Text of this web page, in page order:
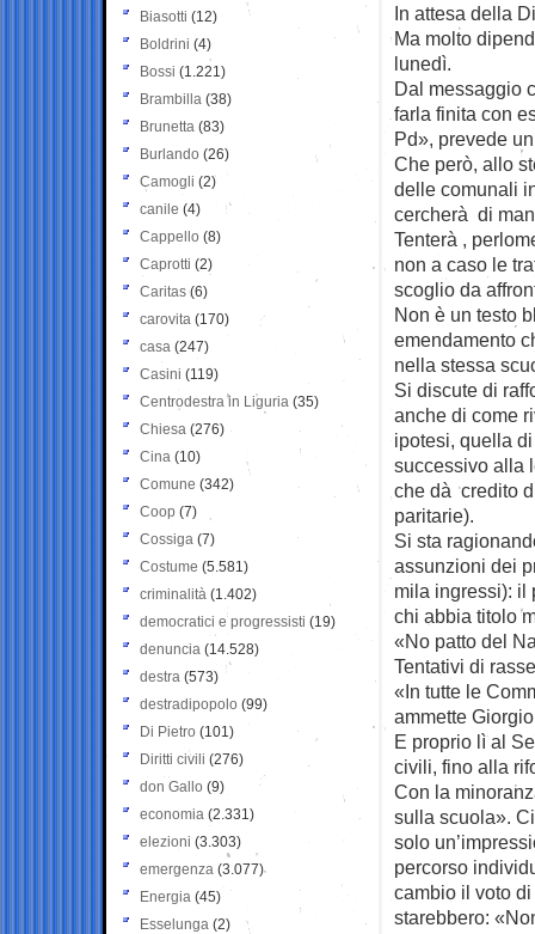
In attesa della
Ma molto
lunedì.
Dal messaggio
farla finita con
Pd», prevede
Che però, allo
delle comunali
cercherà di
Tenterà ,
non a caso le
scoglio da
Non è un testo
emendamento
nella stessa
Si discute di
anche di come
ipotesi, quella
successivo alla
che dà credito
paritarie).
Si sta
assunzioni dei
mila ingressi): il
chi abbia titolo
«No patto del
Tentativi di
«In tutte le
ammette
E proprio lì al
civili, fino alla
Con la
sulla scuola».
solo
percorso
cambio il voto
starebbero:
Biasotti (12)
Boldrini (4)
Bossi (1.221)
Brambilla (38)
Brunetta (83)
Burlando (26)
Camogli (2)
canile (4)
Cappello (8)
Caprotti (2)
Caritas (6)
carovita (170)
casa (247)
Casini (119)
Centrodestra in Liguria (35)
Chiesa (276)
Cina (10)
Comune (342)
Coop (7)
Cossiga (7)
Costume (5.581)
criminalità (1.402)
democratici e progressisti (19)
denuncia (14.528)
destra (573)
destradipopolo (99)
Di Pietro (101)
Diritti civili (276)
don Gallo (9)
economia (2.331)
elezioni (3.303)
emergenza (3.077)
Energia (45)
Esselunga (2)